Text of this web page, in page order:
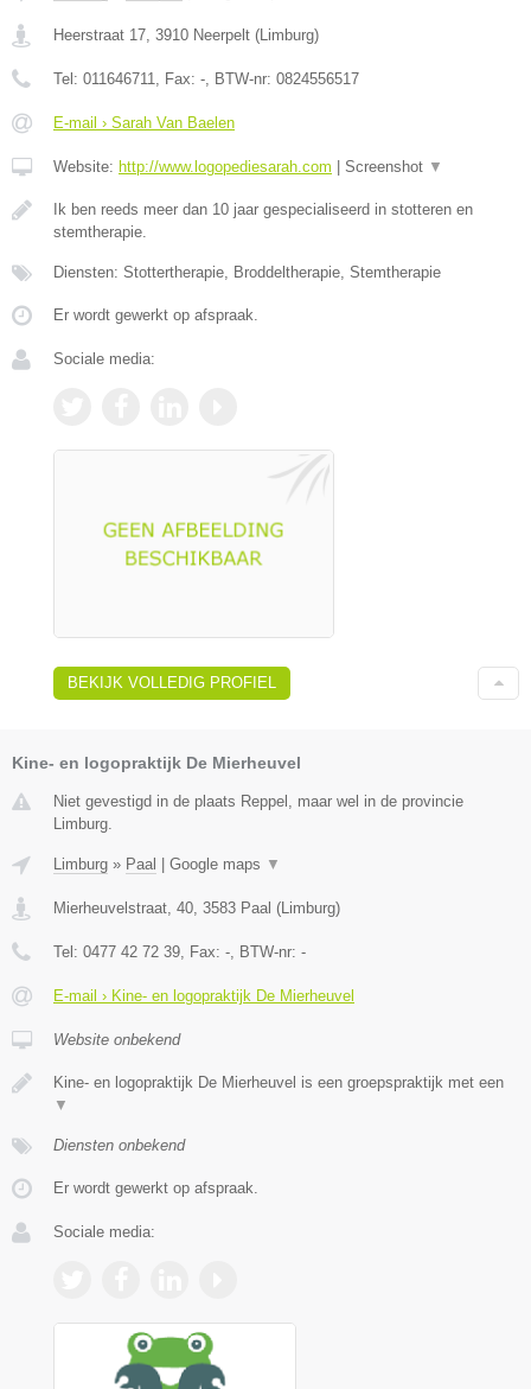
Heerstraat 17, 3910 Neerpelt (Limburg)
Tel: 011646711, Fax: -, BTW-nr: 0824556517
E-mail › Sarah Van Baelen
Website: http://www.logopediesarah.com Screenshot ▼
Ik ben reeds meer dan 10 jaar gespecialiseerd in stotteren en
stemtherapie.
Diensten: Stottertherapie, Broddeltherapie, Stemtherapie
Er wordt gewerkt op afspraak.
Sociale media:
BEKIJK VOLLEDIG PROFIEL
Kine- en logopraktijk De Mierheuvel
Niet gevestigd in de plaats Reppel, maar wel in de provincie
Limburg.
Limburg » Paal | Google maps ▼
Mierheuvelstraat, 40 3583 Paal (Limburg)
Tel: 0477 42 72 39 , Fax: - , BTW-nr: -
E-mail › Kine- en logopraktijk De Mierheuvel
Website onbekend
Kine- en logopraktijk De Mierheuvel is een groepspraktijk met een
▼
Diensten onbekend
Er wordt gewerkt op afspraak.
Sociale media: